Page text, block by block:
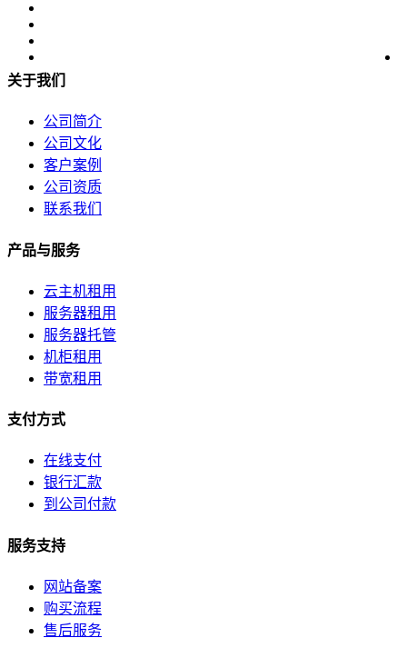
关于我们
公司简介
公司文化
客户案例
公司资质
联系我们
产品与服务
云主机租用
服务器租用
服务器托管
机柜租用
带宽租用
支付方式
在线支付
银行汇款
到公司付款
服务支持
网站备案
购买流程
售后服务